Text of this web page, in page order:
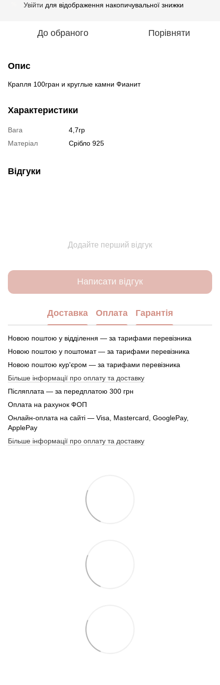
Увійти для відображення накопичувальної знижки
До обраного Порівняти
Опис
Крапля 100гран и круглые камни Фианит
Характеристики
Вага
4,7гр
Матеріал
Срібло 925
Відгуки
Додайте перший відгук
Написати відгук
Доставка Оплата Гарантія
Новою поштою у відділення — за тарифами перевізника
Новою поштою у поштомат — за тарифами перевізника
Новою поштою кур'єром — за тарифами перевізника
Більше інформації про оплату та доставку
Післяплата — за передплатою 300 грн
Оплата на рахунок ФОП
Онлайн-оплата на сайті — Visa, Mastercard, GooglePay,
ApplePay
Більше інформації про оплату та доставку